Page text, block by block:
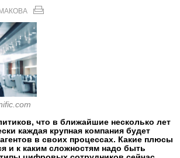
что в ближайшие несколько лет
каждая крупная компания будет
в своих процессах. Какие плюсы
и к каким сложностям надо быть